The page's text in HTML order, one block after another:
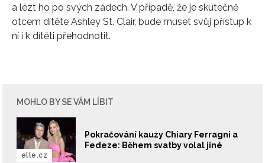
a lézt ho po svých zádech. V případě, že je skutečně
otcem dítěte Ashley St. Clair, bude muset svůj přístup k
ní i k dítěti přehodnotit.
MOHLO BY SE VÁM LÍBIT
Pokračování kauzy Chiary Ferragni a
Fedeze: Během svatby volal jiné
elle.cz